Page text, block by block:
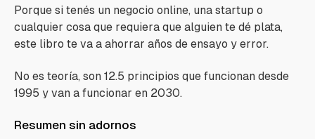
Porque si tenés un negocio online, una startup o
cualquier cosa que requiera que alguien te dé plata,
este libro te va a ahorrar años de ensayo y error.
No es teoría, son 12.5 principios que funcionan desde
1995 y van a funcionar en 2030.
Resumen sin adornos